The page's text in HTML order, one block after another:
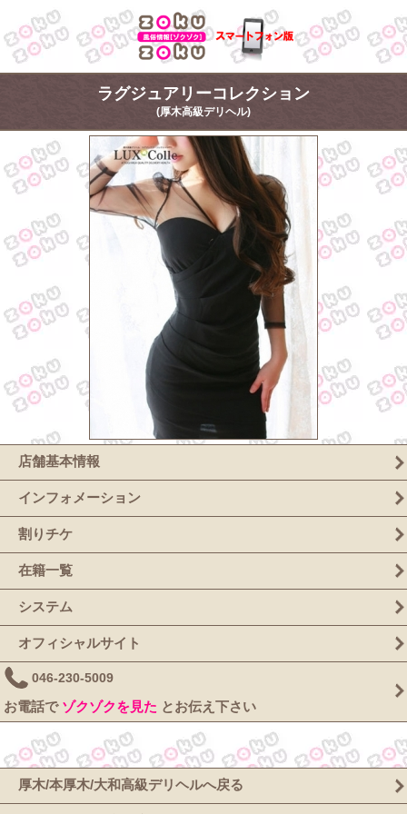
ラグジュアリーコレクション
(厚木高級デリヘル)
店舗基本情報
インフォメーション
割りチケ
在籍一覧
システム
オフィシャルサイト
046-230-5009
お電話で ゾクゾクを見た とお伝え下さい
厚木/本厚木/大和高級デリヘルへ戻る